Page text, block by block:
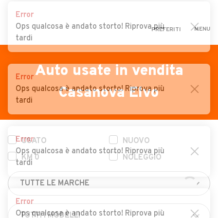
PREFERITI MENU
CERCA
Auto
Auto usate
Auto Km 0
Auto Nuove
Noleggio a lungo termine
Auto d'epoca
Moto
Camper
VENDI
MAGAZINE
ACCEDI
Auto usate in vendita
Casanova Elvo
USATO
NUOVO
KM 0
NOLEGGIO
Error
Ops qualcosa è andato storto! Riprova più
tardi
Error
Ops qualcosa è andato storto! Riprova più
tardi
Error
Ops qualcosa è andato storto! Riprova più
tardi
Error
Ops qualcosa è andato storto! Riprova più